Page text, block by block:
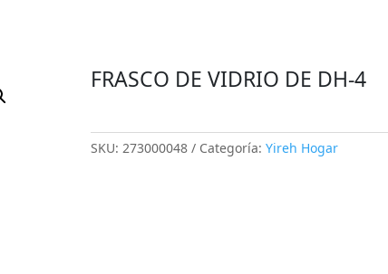
FRASCO DE VIDRIO DE DH-4
SKU:273000048 Categoría:Yireh Hogar